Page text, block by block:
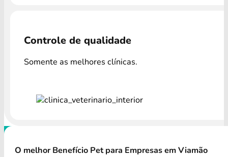
Controle de qualidade
Somente as melhores clínicas.
O melhor Benefício Pet para Empresas em Viamão